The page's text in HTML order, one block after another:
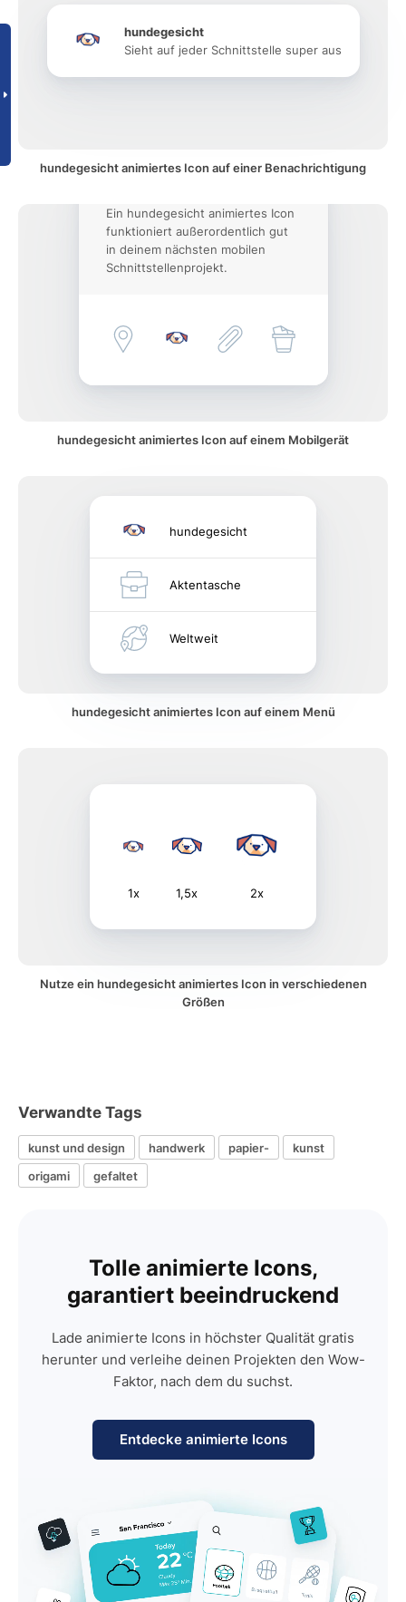
hundegesicht
Sieht auf jeder Schnittstelle super aus
hundegesicht animiertes Icon auf einer Benachrichtigung
Ein hundegesicht animiertes Icon
funktioniert außerordentlich gut
in deinem nächsten mobilen
Schnittstellenprojekt.
hundegesicht animiertes Icon auf einem Mobilgerät
hundegesicht
Aktentasche
Weltweit
hundegesicht animiertes Icon auf einem Menü
1x 1,5x 2x
Nutze ein hundegesicht animiertes Icon in verschiedenen
Größen
Verwandte Tags
kunst und design handwerk papier-
kunst
origami
gefaltet
Tolle animierte Icons,
garantiert beeindruckend
Lade animierte Icons in höchster Qualität gratis
herunter und verleihe deinen Projekten den Wow-
Faktor, nach dem du suchst.
Entdecke animierte Icons